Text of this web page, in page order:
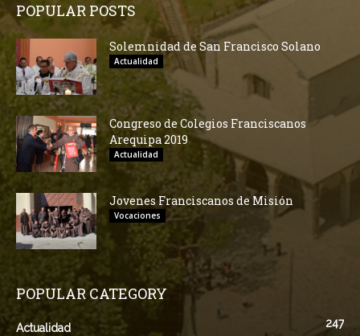
POPULAR POSTS
Solemnidad de San Francisco Solano
Actualidad
Congreso de Colegios Franciscanos
Arequipa 2019
Actualidad
Jovenes Franciscanos de Misión
Vocaciones
POPULAR CATEGORY
Actualidad 247